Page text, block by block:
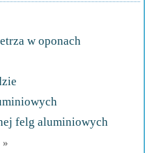
w oponach
felg aluminiowych
»